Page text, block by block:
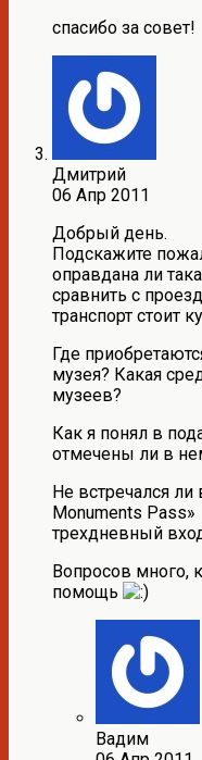
спасибо за совет!
Дмитрий
06 Апр 2011
Добрый день.
Подскажите
оправдана ли
сравнить с
транспорт стоит
Где
музея? Какая
музеев?
Как я понял в
отмечены ли в
Не встречался
Monuments Pass»
трехдневный
Вопросов много,
помощь
Вадим